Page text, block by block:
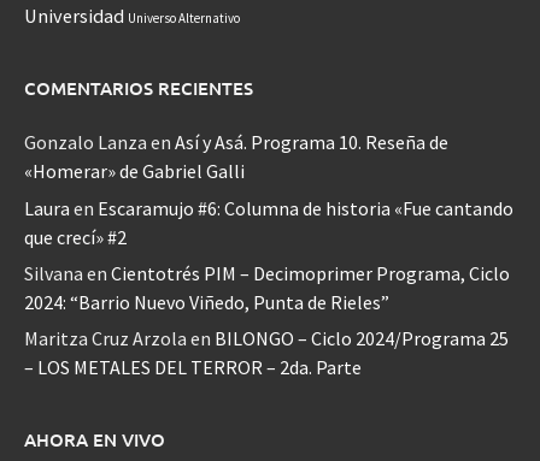
Universidad Universo Alternativo
COMENTARIOS RECIENTES
Gonzalo Lanza en Así y Asá. Programa 10. Reseña de
«Homerar» de Gabriel Galli
Laura en Escaramujo #6: Columna de historia «Fue cantando
que crecí» #2
Silvana en Cientotrés PIM – Decimoprimer Programa, Ciclo
2024: “Barrio Nuevo Viñedo, Punta de Rieles”
Maritza Cruz Arzola en BILONGO – Ciclo 2024/Programa 25
– LOS METALES DEL TERROR – 2da. Parte
AHORA EN VIVO